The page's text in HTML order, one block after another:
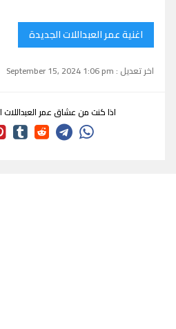
اغنية عمر العبداللات الجديدة
اخر تعديل : September 15, 2024 1:06 pm
اذا كنت من عشاق عمر